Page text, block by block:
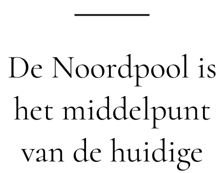
De Noordpool is
het middelpunt
van de huidige